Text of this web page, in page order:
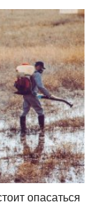
опасаться